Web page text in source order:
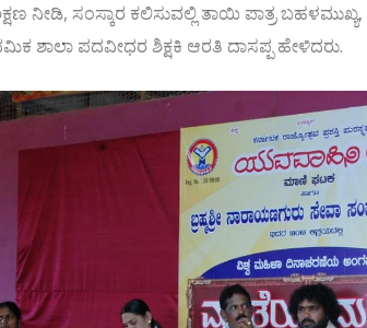
ನೀಡಿ, ಸಂಸ್ಕಾರ ಕಲಿಸುವಲ್ಲಿ ತಾಯಿ ಪಾತ್ರ
ಶಾಲಾ ಪದವೀಧರ ಶಿಕ್ಷಕಿ ಆರತಿ ದಾಸಪ್ಪ ಹೇಳಿದರು.